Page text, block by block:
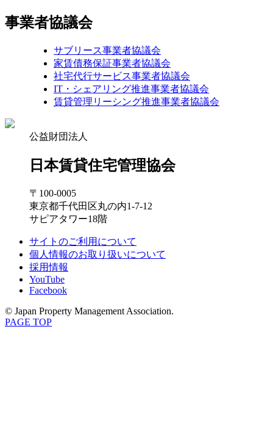
事業者協議会
サブリース事業者協議会
家賃債務保証事業者協議会
社宅代行サービス事業者協議会
IT・シェアリング推進事業者協議会
賃貸管理リーシング推進事業者協議会
公益財団法人
日本賃貸住宅管理協会
〒100-0005
東京都千代田区丸の内1-7-12
サピアタワー18階
サイトのご利用について
個人情報のお取り扱いについて
採用情報
YouTube
Facebook
© Japan Property Management Association.
PAGE TOP